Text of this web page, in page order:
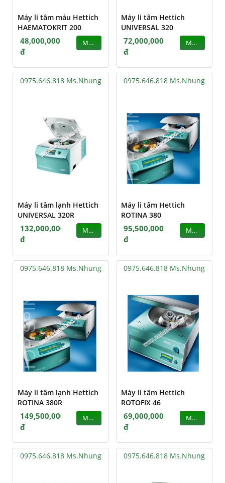
Máy li tâm máu Hettich
HAEMATOKRIT 200
48,000,000
đ
MUA
Máy li tâm Hettich
UNIVERSAL 320
72,000,000
đ
MUA
0975.646.818 Ms.Nhung
Máy li tâm lạnh Hettich
UNIVERSAL 320R
132,000,000
đ
MUA
0975.646.818 Ms.Nhung
Máy li tâm Hettich
ROTINA 380
95,500,000
đ
MUA
0975.646.818 Ms.Nhung
Máy li tâm lạnh Hettich
ROTINA 380R
149,500,000
đ
MUA
0975.646.818 Ms.Nhung
Máy li tâm Hettich
ROTOFIX 46
69,000,000
đ
MUA
0975.646.818 Ms.Nhung 0975.646.818 Ms.Nhung